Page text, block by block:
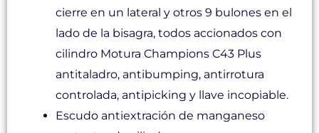
cierre en un lateral y otros 9 bulones en el
lado de la bisagra, todos accionados con
cilindro Motura Champions C43 Plus
antitaladro, antibumping, antirrotura
controlada, antipicking y llave incopiable.
Escudo antiextración de manganeso